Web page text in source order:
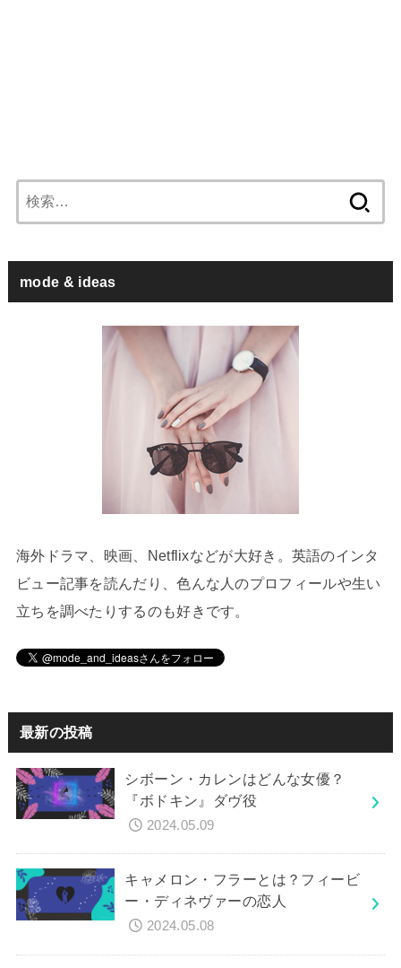
索:
mode & ideas
海外ドラマ、映画、Netflixなどが大好き。英語のインタ
ビュー記事を読んだり、色んな人のプロフィールや生い
立ちを調べたりするのも好きです。
最新の投稿
シボーン・カレンはどんな女優？
『ボドキン』ダヴ役
2024.05.09
キャメロン・フラーとは？フィービ
ー・ディネヴァーの恋人
2024.05.08